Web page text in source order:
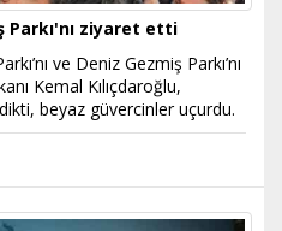
Parkı'nı ziyaret etti
ve Deniz Gezmiş Parkı’nı
Kemal Kılıçdaroğlu,
beyaz güvercinler uçurdu.